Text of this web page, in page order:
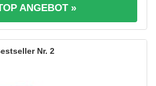
ANGEBOT »
2